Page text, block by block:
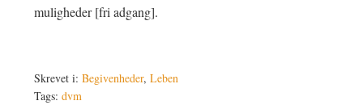
muligheder [fri adgang].
Skrevet i:Begivenheder,Leben
Tags:dvm